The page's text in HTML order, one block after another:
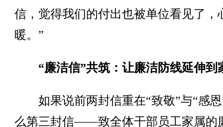
信，觉得我们的付出也被单位看见了，
暖。”
“廉洁信”共筑：让廉洁防线延伸到
如果说前两封信重在“致敬”与“感恩
么第三封信——致全体干部员工家属的